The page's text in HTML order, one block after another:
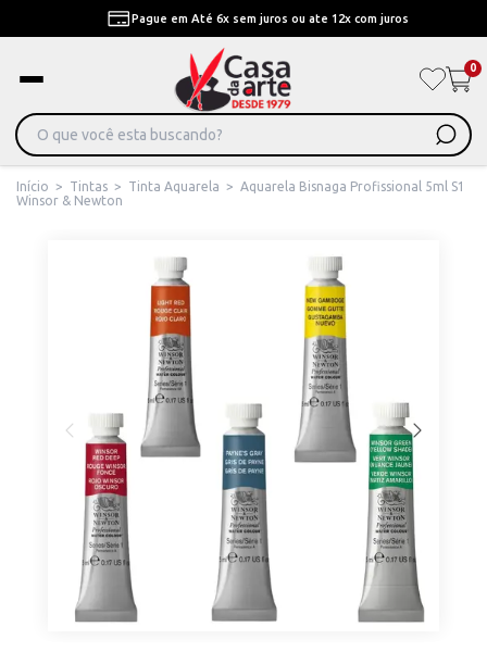
Pague em Até 6x sem juros ou ate 12x com juros
0
Início > Tintas > Tinta Aquarela > Aquarela Bisnaga Profissional 5ml S1
Winsor & Newton